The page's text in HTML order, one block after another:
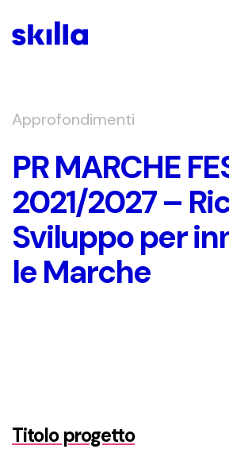
Approfondimenti
PR MARCHE
2021/2027 –
Sviluppo per
le Marche
Titolo progetto